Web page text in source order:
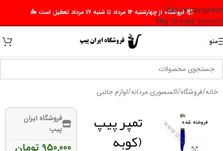
Skip to navigation
Skip to main content
📦 فروشگاه از چهارشنبه 14 مرداد تا شنبه 17 مرداد تعطیل است 🛵
منو
خانه/فروشگاه/اکسسوری مردانه/لوازم جانبی
فروخته شده تمپر پیپ
(کوبه
فروشگاه ایران
پیپ
950,000 تومان